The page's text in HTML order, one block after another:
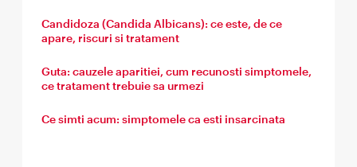
Candidoza (Candida Albicans): ce este, de ce
apare, riscuri si tratament
Guta: cauzele aparitiei, cum recunosti simptomele,
ce tratament trebuie sa urmezi
Ce simti acum: simptomele ca esti insarcinata